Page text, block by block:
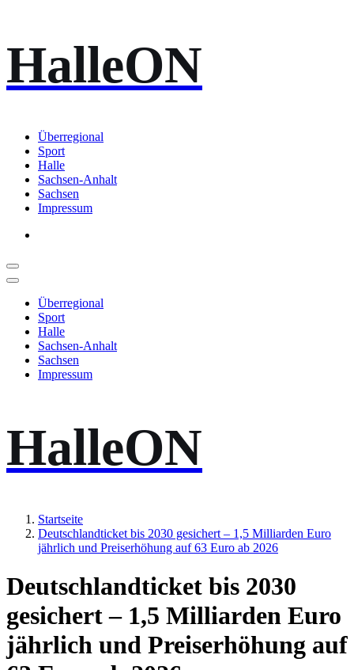
Inhalt
springen
HalleON
Überregional
Sport
Halle
Sachsen-Anhalt
Sachsen
Impressum
Überregional
Sport
Halle
Sachsen-Anhalt
Sachsen
Impressum
HalleON
Startseite
Deutschlandticket bis 2030 gesichert – 1,5 Milliarden Euro
jährlich und Preiserhöhung auf 63 Euro ab 2026
Deutschlandticket bis 2030
gesichert – 1,5 Milliarden Euro
jährlich und Preiserhöhung auf